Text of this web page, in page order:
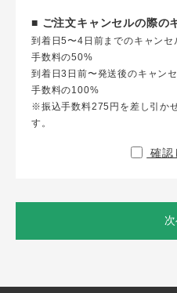
■ ご注文キャンセルの際の
到着日5〜4日前までのキャン
手数料の50%
到着日3日前〜発送後のキャン
手数料の100%
※振込手数料275円を差し引か
す。
確認